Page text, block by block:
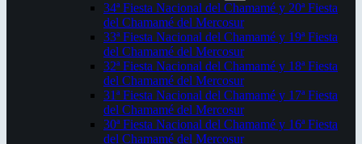
34ª Fiesta Nacional del Chamamé y 20ª Fiesta
del Chamamé del Mercosur
33ª Fiesta Nacional del Chamamé y 19ª Fiesta
del Chamamé del Mercosur
32ª Fiesta Nacional del Chamamé y 18ª Fiesta
del Chamamé del Mercosur
31ª Fiesta Nacional del Chamamé y 17ª Fiesta
del Chamamé del Mercosur
30ª Fiesta Nacional del Chamamé y 16ª Fiesta
del Chamamé del Mercosur